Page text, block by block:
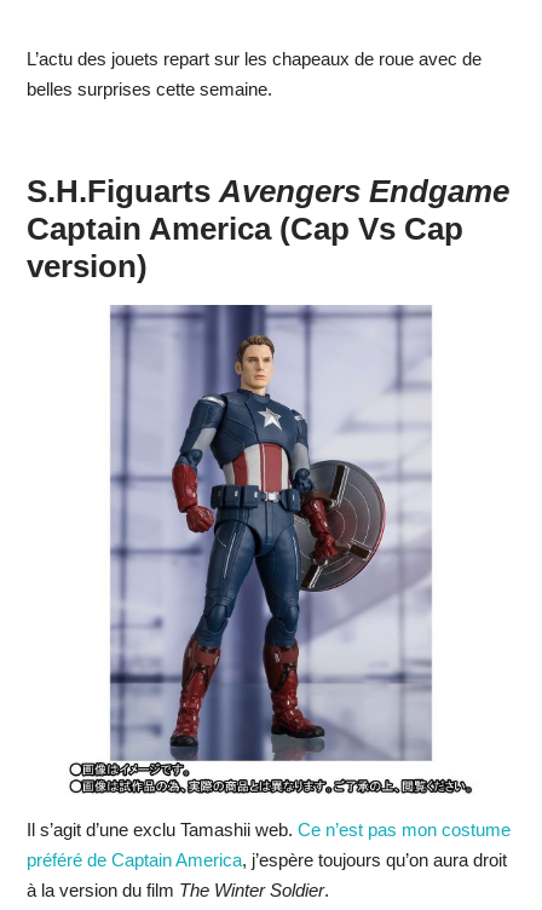
L’actu des jouets repart sur les chapeaux de roue avec de
belles surprises cette semaine.
S.H.FiguartsAvengers Endgame
Captain America (Cap Vs Cap
version)
Il s’agit d’une exclu Tamashii web. Ce n’est pas mon costume
préféré de Captain America, j’espère toujours qu’on aura droit
à la version du film The Winter Soldier.